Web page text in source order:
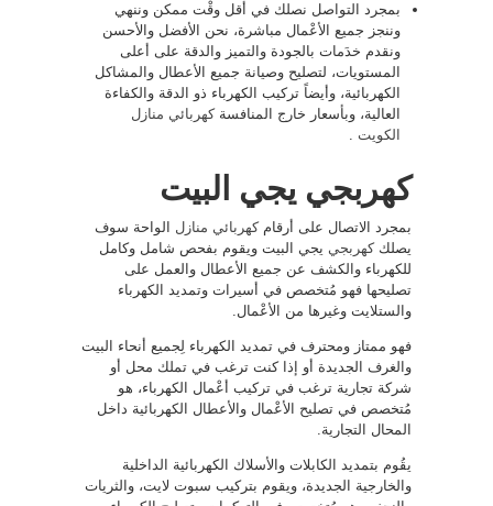
بمجرد التواصل نصلك في أقل وقْت ممكن وننهي
وننجز جميع الأعْمال مباشرة، نحن الأفضل والأحسن
ونقدم خدَمات بالجودة والتميز والدقة على أعلى
المستويات، لتصليح وصيانة جميع الأعطال والمشاكل
الكهربائية، وأيضاً تركيب الكهرباء ذو الدقة والكفاءة
العالية، وبأسعار خارج المنافسةكهربائي منازل
الكويت
كهربجي يجي البيت
بمجرد الاتصال على أرقامكهربائي منازل الواحة سوف
يصلككهربجي يجي البيت ويقوم بفحص شامل وكامل
للكهرباء والكشف عن جميع الأعطال والعمل على
تصليحها فهو مُتخصص في أسيرات وتمديد الكهرباء
والستلايت وغيرها من الأعْمال.
فهو ممتاز ومحترف في تمديد الكهرباء لِجميع أنحاء البيت
والغرف الجديدة أو إذا كنت ترغب في تملك محل أو
شركة تجارية ترغب في تركيب أعْمال الكهرباء، هو
مُتخصص في تصليح الأعْمال والأعطال الكهربائية داخل
المحال التجارية.
يقُوم بتمديد الكابلات والأسلاك الكهربائية الداخلية
والخارجية الجديدة، ويقوم بتركيب سبوت لايت، والثريات